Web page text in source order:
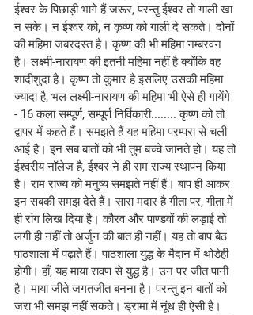
ईश्वर के पिछाड़ी भागे हैं जरूर, परन्तु ईश्वर तो गाली खा
न सके। न ईश्वर को, न कृष्ण को गाली दे सकते। दोनों
की महिमा जबरदस्त है। कृष्ण की भी महिमा नम्बरवन
है। लक्ष्मी-नारायण की इतनी महिमा नहीं है क्योंकि वह
शादीशुदा है। कृष्ण तो कुमार है इसलिए उसकी महिमा
ज्यादा है, भल लक्ष्मी-नारायण की महिमा भी ऐसे ही गायेंगे
- 16 कला सम्पूर्ण, सम्पूर्ण निर्विकारी........ कृष्ण को तो
द्वापर में कहते हैं। समझते हैं यह महिमा परम्परा से चली
आई है। इन सब बातों को भी तुम बच्चे जानते हो। यह तो
ईश्वरीय नॉलेज है, ईश्वर ने ही राम राज्य स्थापन किया
है। राम राज्य को मनुष्य समझते नहीं हैं। बाप ही आकर
इन सबकी समझ देते हैं। सारा मदार है गीता पर, गीता में
ही रांग लिख दिया है। कौरव और पाण्डवों की लड़ाई तो
लगी ही नहीं तो अर्जुन की बात ही नहीं। यह तो बाप बैठ
पाठशाला में पढ़ाते हैं। पाठशाला युद्ध के मैदान में थोड़ेही
होगी। हाँ, यह माया रावण से युद्ध है। उन पर जीत पानी
है। माया जीते जगतजीत बनना है। परन्तु इन बातों को
जरा भी समझ नहीं सकते। ड्रामा में नूंध ही ऐसी है।